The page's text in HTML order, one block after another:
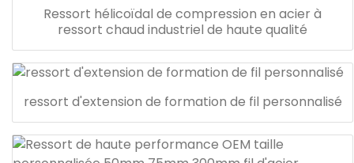
Ressort hélicoïdal de compression en acier à
ressort chaud industriel de haute qualité
ressort d'extension de formation de fil personnalisé